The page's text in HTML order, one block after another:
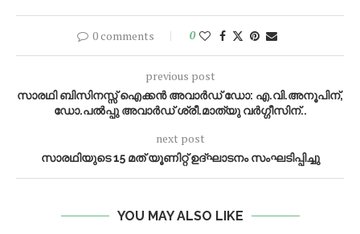
0 comments 0
previous post
സാരഥി ബിസിനസ്സ് ഐക്കൻ അവാർഡ് ഡോ: എ.വി.അനൂപിന്,
ഡോ.പൽപ്പു അവാർഡ് ശ്രീ.മാത്യു വർഗ്ഗീസിന്..
next post
സാരഥിയുടെ 15 മത് യൂണിറ്റ് ഉദ്‌ഘാടനം സംഘടിപ്പിച്ചു
YOU MAY ALSO LIKE